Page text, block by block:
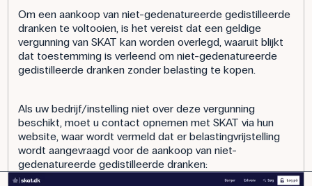
Om een aankoop van niet-gedenatureerde gedistilleerde
dranken te voltooien, is het vereist dat een geldige
vergunning van SKAT kan worden overlegd, waaruit blijkt
dat toestemming is verleend om niet-gedenatureerde
gedistilleerde dranken zonder belasting te kopen.
Als uw bedrijf/instelling niet over deze vergunning
beschikt, moet u contact opnemen met SKAT via hun
website, waar wordt vermeld dat er belastingvrijstelling
wordt aangevraagd voor de aankoop van niet-
gedenatureerde gedistilleerde dranken: